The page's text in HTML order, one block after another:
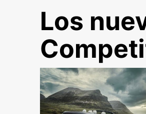
Los